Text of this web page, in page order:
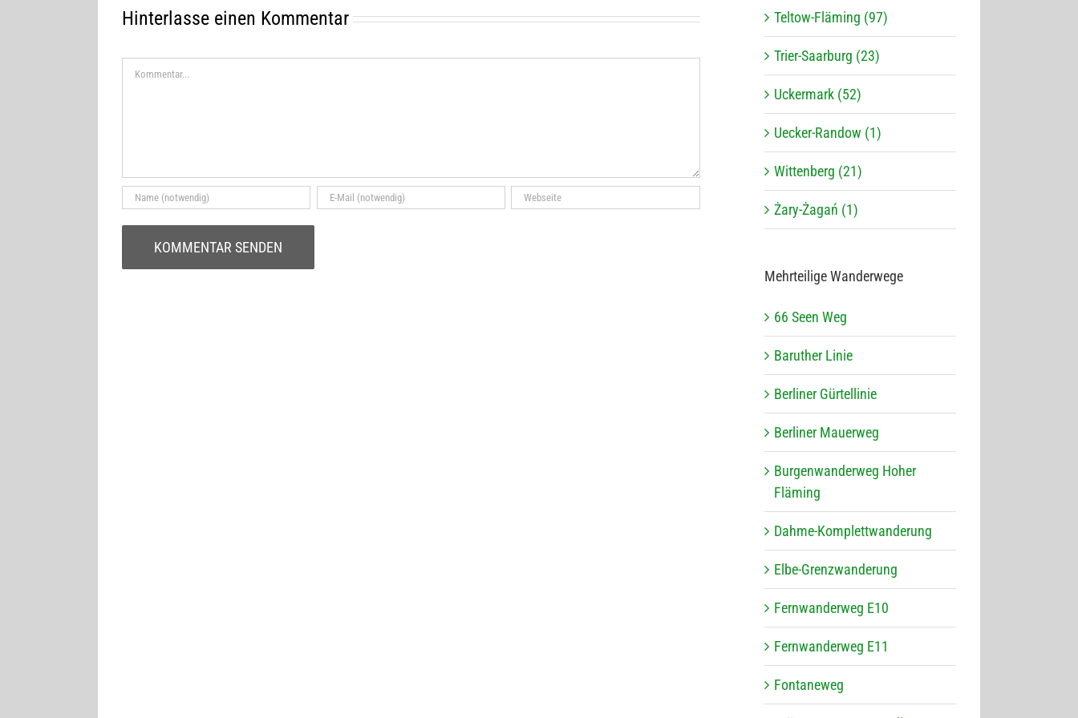
Hinterlasse einen Kommentar
Kommentar
Teltow-Fläming (97)
Trier-Saarburg (23)
Uckermark (52)
Uecker-Randow (1)
Wittenberg (21)
Żary-Żagań (1)
Mehr­tei­lige Wanderwege
66 Seen Weg
Baru­ther Linie
Ber­li­ner Gürtellinie
Ber­li­ner Mauerweg
Bur­gen­wan­der­weg Hoher
Fläming
Dahme-Kom­plett­wan­de­rung
Elbe-Grenz­wan­de­rung
Fern­wan­der­weg E10
Fern­wan­der­weg E11
Fon­ta­ne­weg